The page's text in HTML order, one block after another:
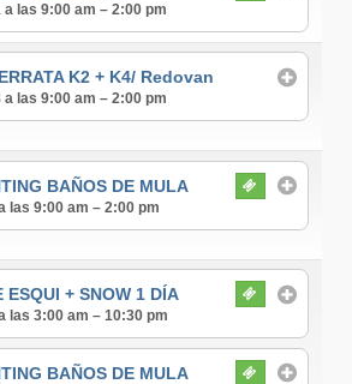
a las 9:00 am – 2:00 pm
K2 + K4/ Redovan
a las 9:00 am – 2:00 pm
BAÑOS DE MULA
las 9:00 am – 2:00 pm
ESQUI + SNOW 1 DÍA
las 3:00 am – 10:30 pm
BAÑOS DE MULA